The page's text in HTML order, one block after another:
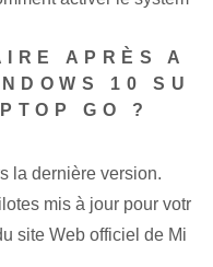
APRÈS A
10 SU
GO ?
la dernière version.
mis à jour pour votr
site Web officiel de Mi